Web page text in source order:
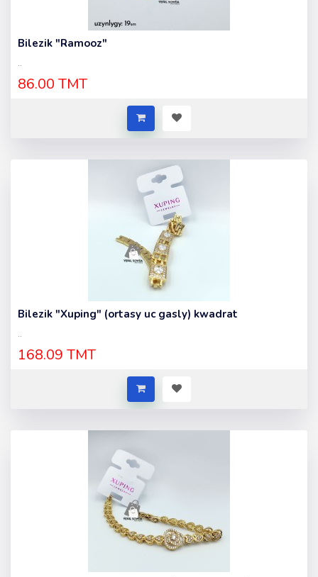
Bilezik "Ramooz"
..
86.00 TMT
Bilezik "Xuping" (ortasy uc gasly) kwadrat
..
168.09 TMT